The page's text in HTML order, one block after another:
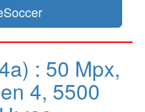
: 50 Mpx,
4, 5500